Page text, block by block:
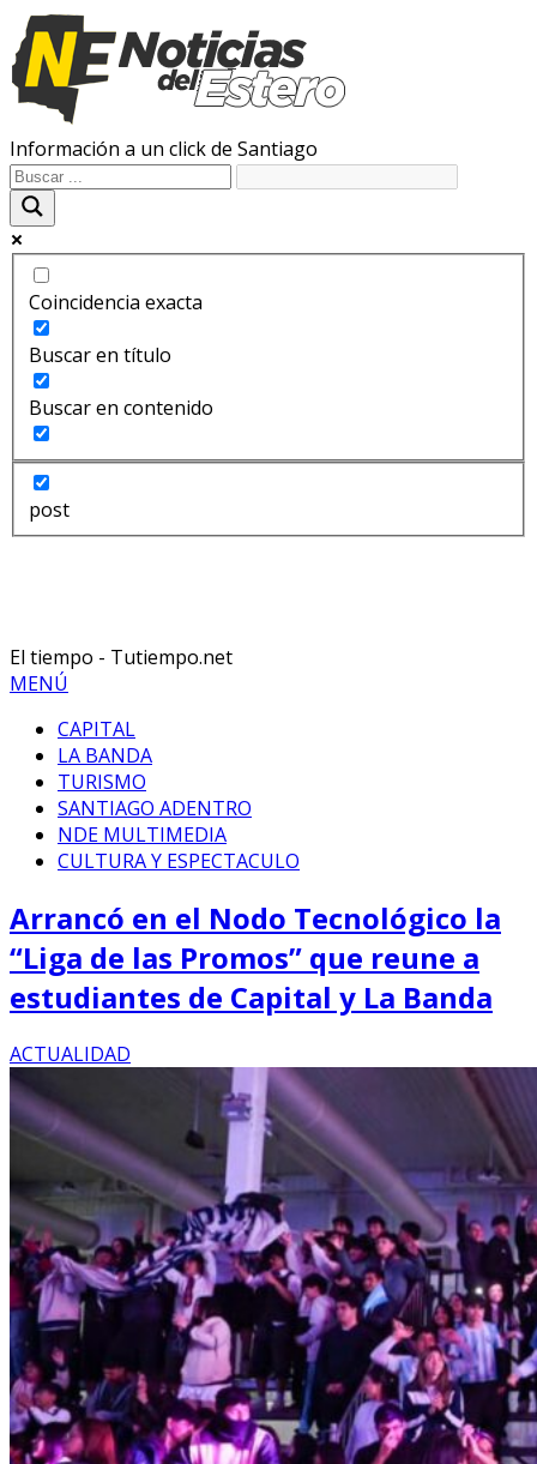
Información a un click de Santiago
Coincidencia exacta
Buscar en título
Buscar en contenido
post
El tiempo - Tutiempo.net
MENÚ
CAPITAL
LA BANDA
TURISMO
SANTIAGO ADENTRO
NDE MULTIMEDIA
CULTURA Y ESPECTACULO
Arrancó en el Nodo Tecnológico la
“Liga de las Promos” que reune a
estudiantes de Capital y La Banda
ACTUALIDAD